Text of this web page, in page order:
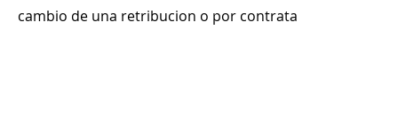
cambio de una retribucion o por contrata